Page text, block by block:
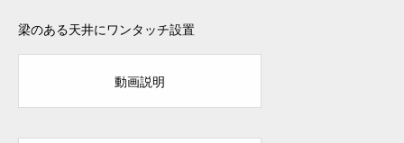
梁のある天井にワンタッチ設置
動画説明